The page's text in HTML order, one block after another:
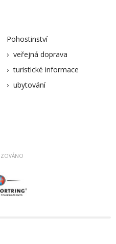
Pohostinství
veřejná doprava
turistické informace
ubytování